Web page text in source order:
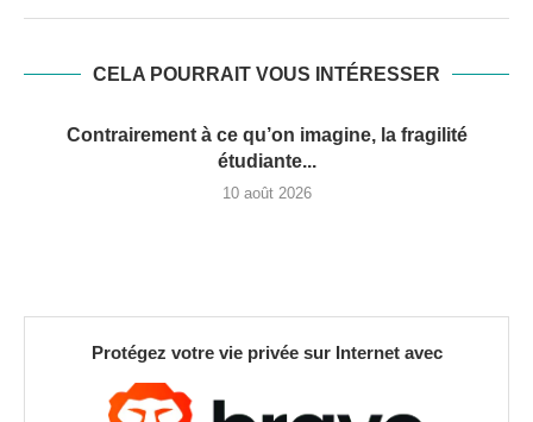
CELA POURRAIT VOUS INTÉRESSER
Contrairement à ce qu’on imagine, la fragilité
étudiante...
10 août 2026
Protégez votre vie privée sur Internet avec